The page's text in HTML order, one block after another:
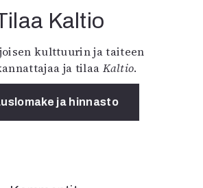
Kaltio
kulttuurin ja taiteen
ja tilaa Kaltio.
ja hinnasto